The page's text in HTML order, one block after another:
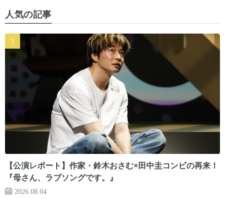
人気の記事
【公演レポート】作家・鈴木おさむ×田中圭コンビの再来！
『母さん、ラブソングです。』
2026.08.04